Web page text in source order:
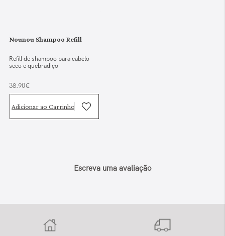
Nounou Shampoo Refill
Refill de shampoo para cabelo
seco e quebradiço
38.90€
Adicionar ao Carrinho
Escreva uma avaliação